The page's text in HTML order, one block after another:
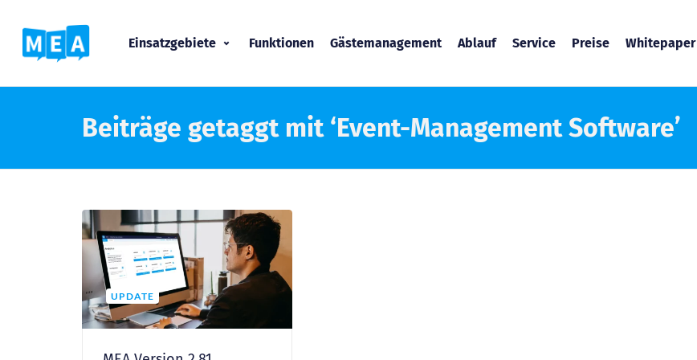
Einsatzgebiete Funktionen Gästemanagement Ablauf Service Preise Whitepaper
Beiträge getaggt mit ‘Event-Management Software’
UPDATE